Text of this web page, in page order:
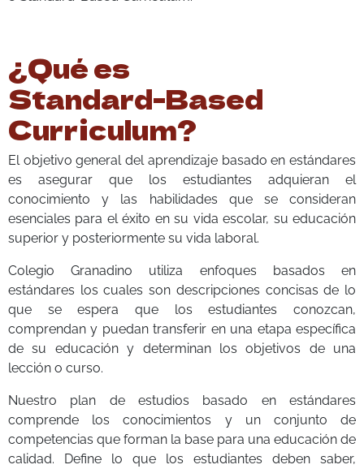
¿Qué es
Standard-Based
Curriculum?
El objetivo general del aprendizaje basado en estándares
es asegurar que los estudiantes adquieran el
conocimiento y las habilidades que se consideran
esenciales para el éxito en su vida escolar, su educación
superior y posteriormente su vida laboral.
Colegio Granadino utiliza enfoques basados en
estándares los cuales son descripciones concisas de lo
que se espera que los estudiantes conozcan,
comprendan y puedan transferir en una etapa específica
de su educación y determinan los objetivos de una
lección o curso.
Nuestro plan de estudios basado en estándares
comprende los conocimientos y un conjunto de
competencias que forman la base para una educación de
calidad. Define lo que los estudiantes deben saber,